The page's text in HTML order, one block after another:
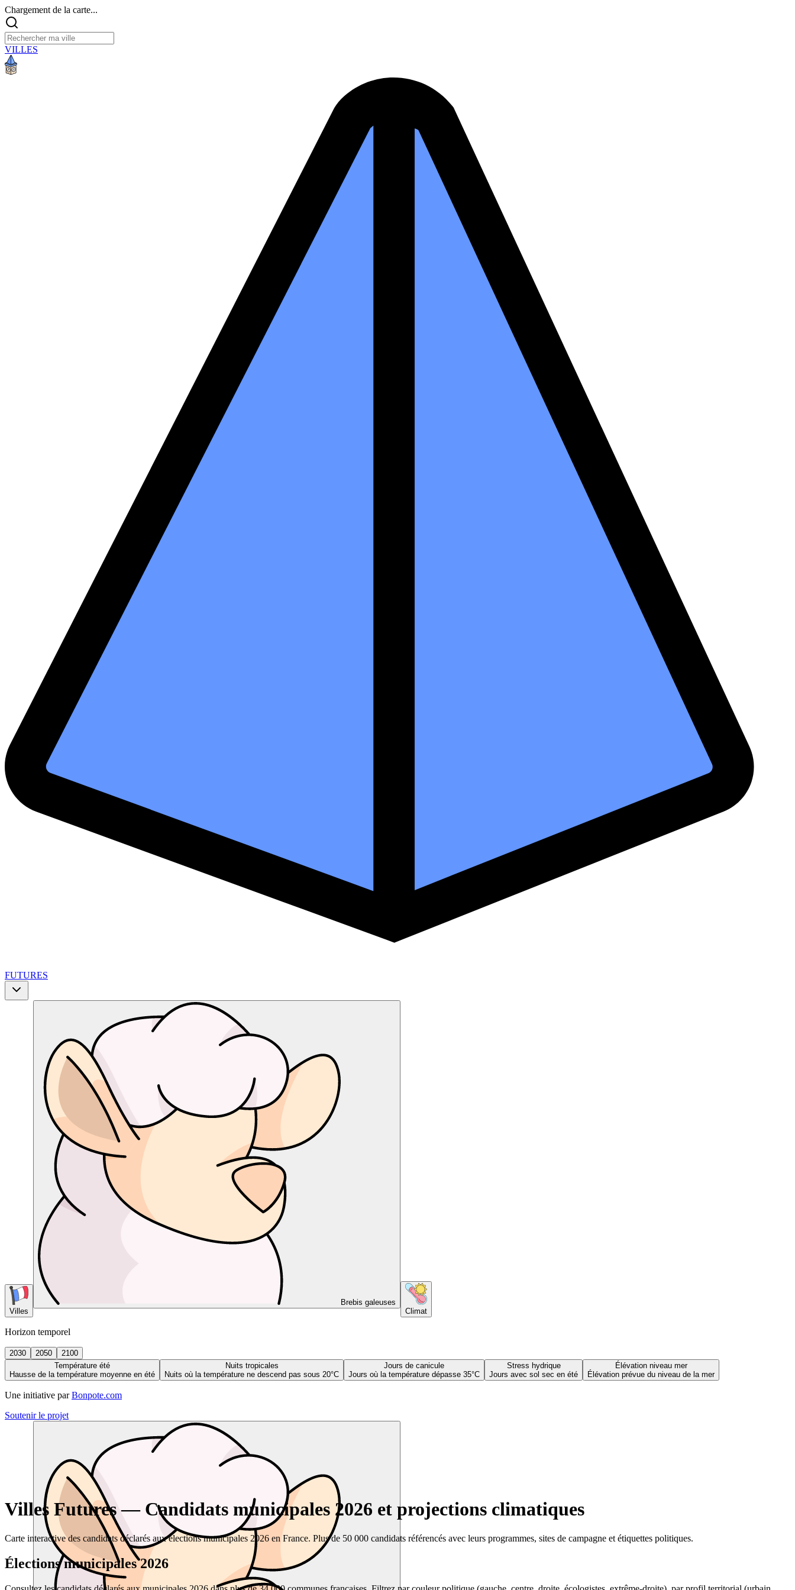
Chargement de la carte...
VILLES
FUTURES
Villes
Brebis galeuses
Climat
Horizon temporel
2030 2050
2100
Température été
Hausse de la température moyenne en été
Nuits tropicales
Nuits où la température ne descend pas sous 20°C
Jours de canicule
Jours où la température dépasse 35°C
Stress hydrique
Jours avec sol sec en été
Élévation niveau mer
Élévation prévue du niveau de la mer
Une initiative par Bonpote.com
Soutenir le projet
Villes Futures — Candidats municipales 2026 et projections climatiques
Carte interactive des candidats déclarés aux élections municipales 2026 en France. Plus de 50 000 candidats référencés avec leurs programmes, sites de campagne et étiquettes politiques.
Élections municipales 2026